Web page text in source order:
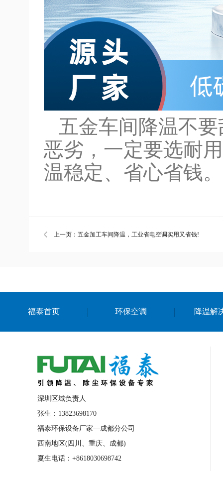
五金车间降温不
恶劣，一定要选耐
温稳定、省心省钱。
上一页：五金加工车间降温，工业省电空调实用又省钱!
福泰首页 环保空调 降温解
深圳区域负责人
张生：13823698170
福泰环保设备厂家—成都分公司
西南地区(四川、重庆、成都)
夏生电话：+8618030698742